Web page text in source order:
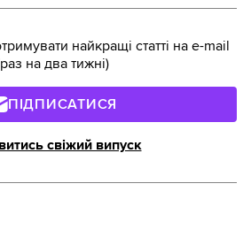
найкращі статті на e-mail
на два тижні)
ПІДПИСАТИСЯ
свіжий випуск